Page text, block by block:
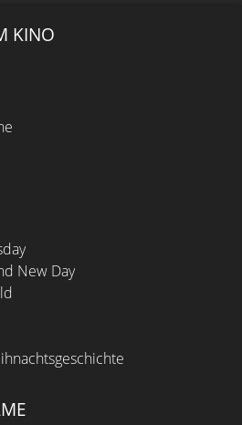
KINO
New Day